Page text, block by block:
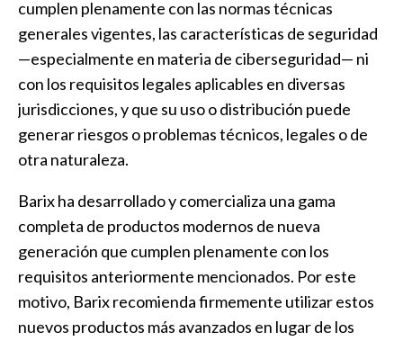
cumplen plenamente con las normas técnicas
generales vigentes, las características de seguridad
—especialmente en materia de ciberseguridad— ni
con los requisitos legales aplicables en diversas
jurisdicciones, y que su uso o distribución puede
generar riesgos o problemas técnicos, legales o de
otra naturaleza.
Barix ha desarrollado y comercializa una gama
completa de productos modernos de nueva
generación que cumplen plenamente con los
requisitos anteriormente mencionados. Por este
motivo, Barix recomienda firmemente utilizar estos
nuevos productos más avanzados en lugar de los